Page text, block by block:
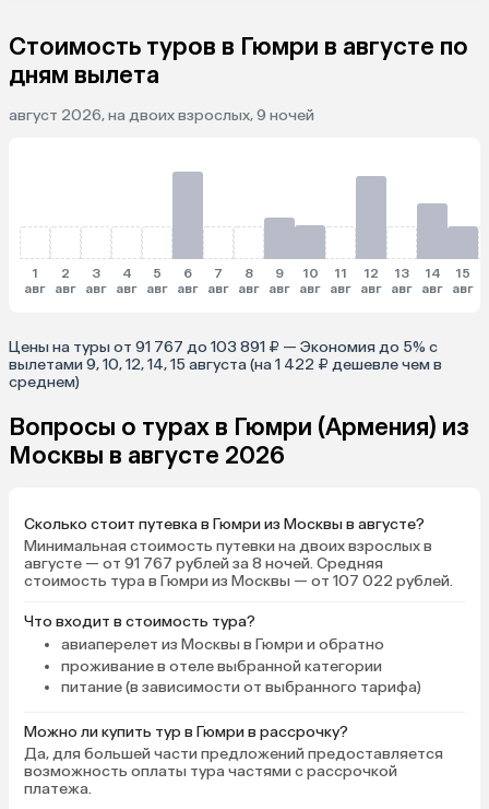
Стоимость туров в Гюмри в августе по
дням вылета
август 2026, на двоих взрослых, 9 ночей
1
авг
2
авг
3
авг
4
авг
5
авг
6
авг
7
авг
8
авг
9
авг
10
авг
11
авг
12
авг
13
авг
14
авг
15
авг
Цены на туры от 91 767 до 103 891 ₽ — Экономия до 5% с
вылетами 9, 10, 12, 14, 15 августа (на 1 422 ₽ дешевле чем в
среднем)
Вопросы о турах в Гюмри (Армения) из
Москвы в августе 2026
Сколько стоит путевка в Гюмри из Москвы в августе?
Минимальная стоимость путевки на двоих взрослых в
августе — от 91 767 рублей за 8 ночей. Средняя
стоимость тура в Гюмри из Москвы — от 107 022 рублей.
Что входит в стоимость тура?
авиаперелет из Москвы в Гюмри и обратно
проживание в отеле выбранной категории
питание (в зависимости от выбранного тарифа)
Можно ли купить тур в Гюмри в рассрочку?
Да, для большей части предложений предоставляется
возможность оплаты тура частями с рассрочкой
платежа.